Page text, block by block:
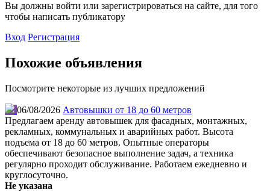
Вы должны войти или зарегистрироваться на сайте, для того
чтобы написать публикатору
Вход Регистрация
Похожие объявления
Посмотрите некоторые из лучших предложений
06/08/2026 Автовышки от 18 до 60 метров
Предлагаем аренду автовышек для фасадных, монтажных,
рекламных, коммунальных и аварийных работ. Высота
подъема от 18 до 60 метров. Опытные операторы
обеспечивают безопасное выполнение задач, а техника
регулярно проходит обслуживание. Работаем ежедневно и
круглосуточно.
Не указана